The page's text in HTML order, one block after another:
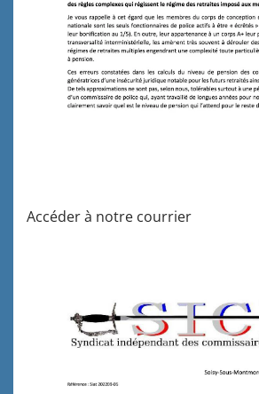
Accéder à notre courrier